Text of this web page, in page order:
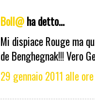
Boll@ha detto...
Mi dispiace Rouge ma
de Benghegnak!!! Vero
29 gennaio 2011 alle